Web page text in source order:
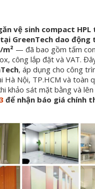
vệ sinh compact
GreenTech dao động
m² — đã bao gồm tấm
công lắp đặt và VAT.
, áp dụng cho công
Hà Nội, TP.HCM và toàn
khảo sát mặt bằng và lên
để nhận báo giá chính